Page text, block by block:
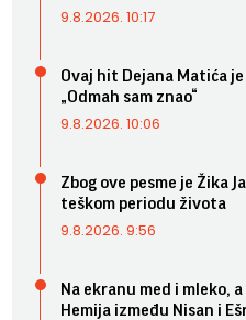
9.8.2026. 10:17
Ovaj hit Dejana Matića
„Odmah sam znao“
9.8.2026. 10:06
Zbog ove pesme je Žika
teškom periodu života
9.8.2026. 9:56
Na ekranu med i mleko, a
Hemija između Nisan i